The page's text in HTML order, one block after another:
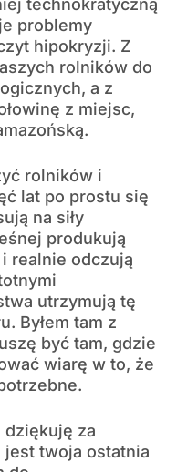
technokratyczną
problemy
hipokryzji. Z
rolników do
a z
z miejsc,
rolników i
lat po prostu się
na siły
produkują
realnie odczują
utrzymują tę
Byłem tam z
być tam, gdzie
wiarę w to, że
dziękuję za
jest twoja ostatnia